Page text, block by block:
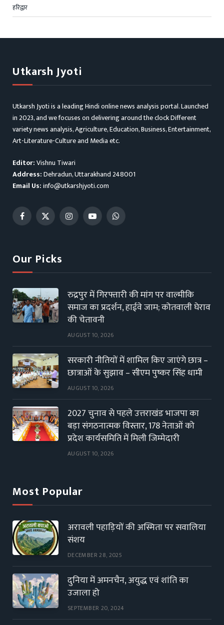
हरिद्वार
Utkarsh Jyoti
Utkarsh Jyoti is a leading Hindi online news analysis portal. Launched
in 2023, and we focuses on delivering around the clock Different
variety news analysis, Agriculture, Education, Business, Entertainment,
Art-Literature-Culture and Media etc.
Editor:Vishnu Tiwari
Address:Dehradun, Uttarakhand 248001
Email Us:info@utkarshjyoti.com
Facebook
X
InstagramYouTubeWhatsApp
Our Picks
रुद्रपुर में गिरफ्तारी की मांग पर वाल्मीकि
समाज का प्रदर्शन, हाईवे जाम; कोतवाली घेराव
की चेतावनी
AUGUST 10, 2026
सरकारी नीतियों में शामिल किए जाएंगे छात्र –
छात्राओं के सुझाव – सीएम पुष्कर सिंह धामी
AUGUST 10, 2026
2027 चुनाव से पहले उत्तराखंड भाजपा का
बड़ा संगठनात्मक विस्तार, 178 नेताओं को
प्रदेश कार्यसमिति में मिली जिम्मेदारी
AUGUST 10, 2026
Most Popular
अरावली पहाड़ियों की अस्मिता पर सवालिया
संशय
DECEMBER 28, 2025
दुनिया में अमनचैन, अयुद्ध एवं शांति का
उजाला हो
SEPTEMBER 20, 2024